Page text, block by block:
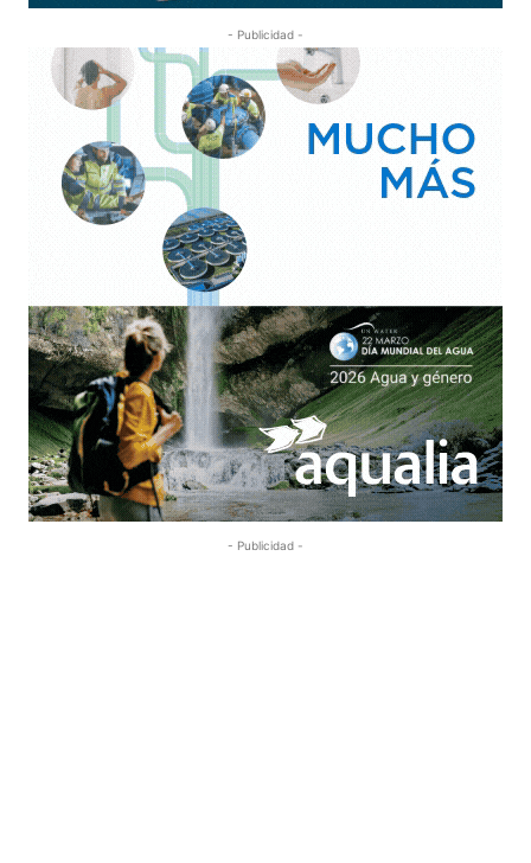
- Publicidad -
- Publicidad -